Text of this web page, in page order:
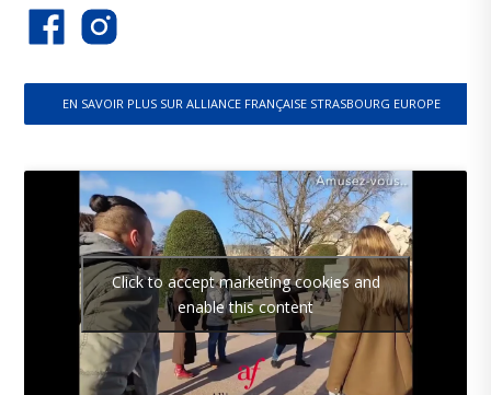
EN SAVOIR PLUS SUR ALLIANCE FRANÇAISE STRASBOURG EUROPE
Click to accept marketing cookies and
enable this content